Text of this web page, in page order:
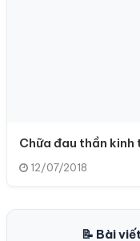
Chữa đau thần kinh
12/07/2018
📝 Bài